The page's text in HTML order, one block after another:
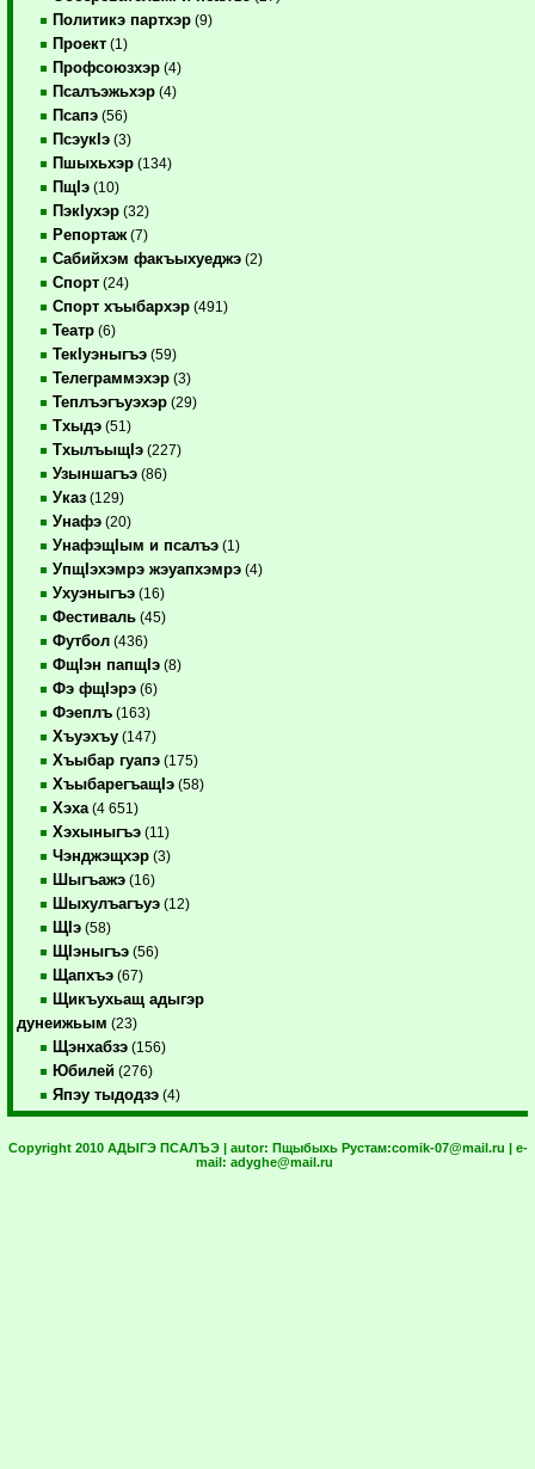
Политикэ партхэр (9)
Проект (1)
Профсоюзхэр (4)
Псалъэжьхэр (4)
Псапэ (56)
ПсэукIэ (3)
Пшыхьхэр (134)
ПщIэ (10)
ПэкIухэр (32)
Репортаж (7)
Сабийхэм факъыхуеджэ (2)
Спорт (24)
Спорт хъыбархэр (491)
Театр (6)
ТекIуэныгъэ (59)
Телеграммэхэр (3)
Теплъэгъуэхэр (29)
Тхыдэ (51)
ТхылъыщIэ (227)
Узыншагъэ (86)
Указ (129)
Унафэ (20)
УнафэщIым и псалъэ (1)
УпщIэхэмрэ жэуапхэмрэ (4)
Ухуэныгъэ (16)
Фестиваль (45)
Футбол (436)
ФщIэн папщIэ (8)
Фэ фщIэрэ (6)
Фэеплъ (163)
Хъуэхъу (147)
Хъыбар гуапэ (175)
ХъыбарегъащIэ (58)
Хэха (4 651)
Хэхыныгъэ (11)
Чэнджэщхэр (3)
Шыгъажэ (16)
Шыхулъагъуэ (12)
ЩIэ (58)
ЩIэныгъэ (56)
Щапхъэ (67)
Щикъухьащ адыгэр
дунеижьым (23)
Щэнхабзэ (156)
Юбилей (276)
Япэу тыдодзэ (4)
Copyright 2010 АДЫГЭ ПСАЛЪЭ | autor: Пщыбыхь Рустам:comik-07@mail.ru | e-
mail: adyghe@mail.ru